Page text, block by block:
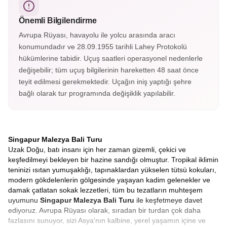
arasında unutulmaz bir yürüyüş yapacağız. Ruhani bir
atmosferde keyifli bir keşif!
Önemli Bilgilendirme
Avrupa Rüyası, havayolu ile yolcu arasında aracı
konumundadır ve 28.09.1955 tarihli Lahey Protokolü
hükümlerine tabidir. Uçuş saatleri operasyonel nedenlerle
değişebilir; tüm uçuş bilgilerinin hareketten 48 saat önce
teyit edilmesi gerekmektedir. Uçağın iniş yaptığı şehre
bağlı olarak tur programında değişiklik yapılabilir.
Singapur Malezya Bali Turu
Uzak Doğu, batı insanı için her zaman gizemli, çekici ve
keşfedilmeyi bekleyen bir hazine sandığı olmuştur. Tropikal iklimin
teninizi ısıtan yumuşaklığı, tapınaklardan yükselen tütsü kokuları,
modern gökdelenlerin gölgesinde yaşayan kadim gelenekler ve
damak çatlatan sokak lezzetleri, tüm bu tezatların muhteşem
uyumunu Singapur Malezya Bali Turu ile keşfetmeye davet
ediyoruz. Avrupa Rüyası olarak, sıradan bir turdan çok daha
fazlasını sunuyor, sizi Asya’nın kalbine, yerel yaşamın içine ve